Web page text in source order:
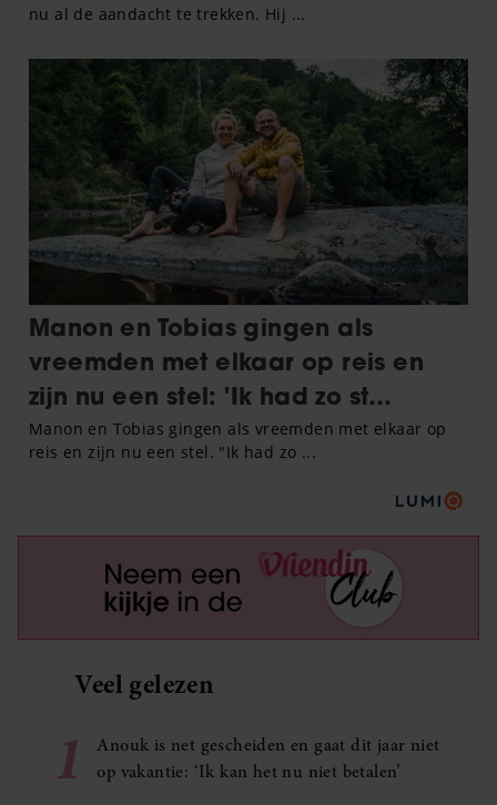
Veel gelezen
1
Anouk is net gescheiden en gaat dit jaar niet
op vakantie: ‘Ik kan het nu niet betalen’